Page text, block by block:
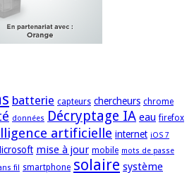
batterie capteurs chercheurs chrome
données Décryptage IA eau firefox
artificielle internet iOS 7
mise à jour mobile mots de passe
fil smartphone solaire système